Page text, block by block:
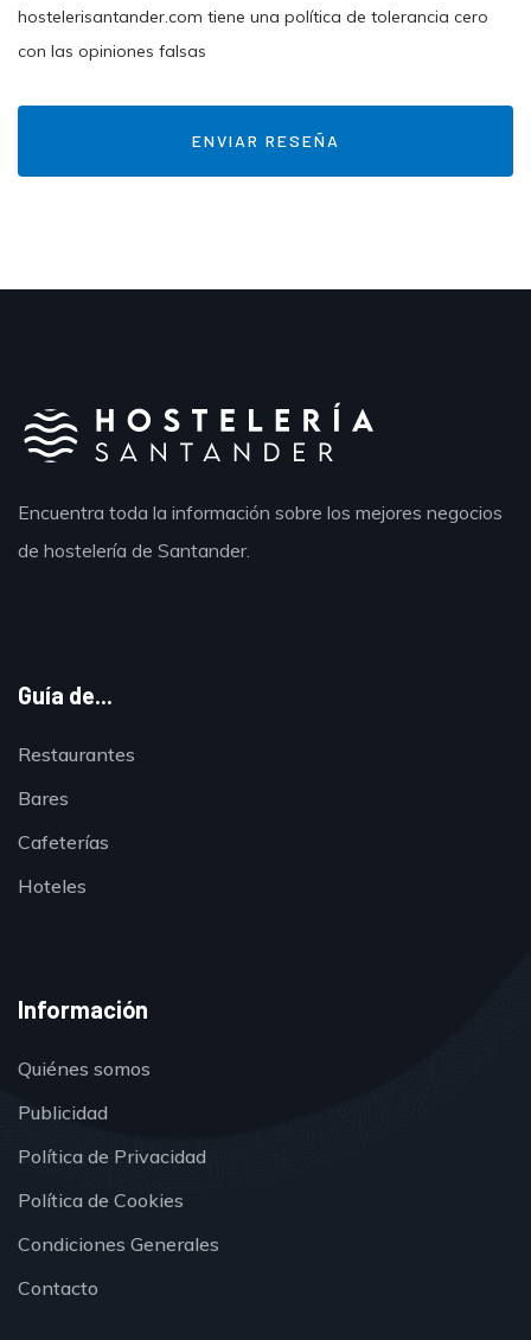
hostelerisantander.com tiene una política de tolerancia cero
con las opiniones falsas
Encuentra toda la información sobre los mejores negocios
de hostelería de Santander.
Guía de...
Restaurantes
Bares
Cafeterías
Hoteles
Información
Quiénes somos
Publicidad
Política de Privacidad
Política de Cookies
Condiciones Generales
Contacto